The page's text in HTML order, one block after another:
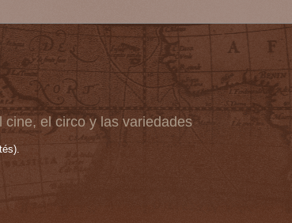
el circo y las variedades